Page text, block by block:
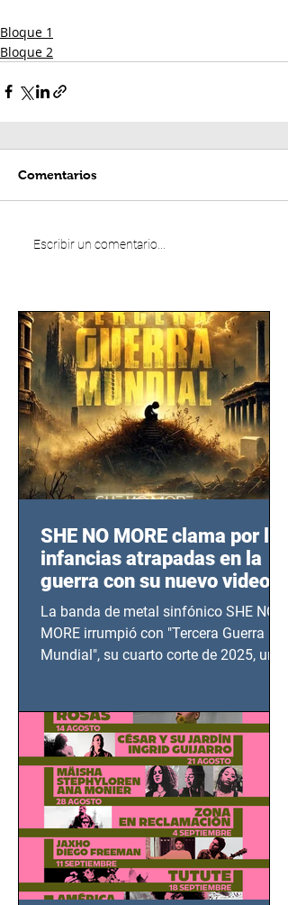
Bloque 1
Bloque 2
Comentarios
Escribir un comentario...
SHE NO MORE clama por las
infancias atrapadas en la
guerra con su nuevo video
TERCERA GUERRA
MUNDIAL
La banda de metal sinfónico SHE NO
MORE irrumpió con "Tercera Guerra
Mundial", su cuarto corte de 2025, un
bélicos.